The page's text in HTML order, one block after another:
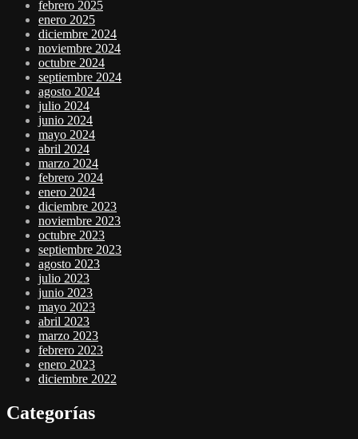
febrero 2025
enero 2025
diciembre 2024
noviembre 2024
octubre 2024
septiembre 2024
agosto 2024
julio 2024
junio 2024
mayo 2024
abril 2024
marzo 2024
febrero 2024
enero 2024
diciembre 2023
noviembre 2023
octubre 2023
septiembre 2023
agosto 2023
julio 2023
junio 2023
mayo 2023
abril 2023
marzo 2023
febrero 2023
enero 2023
diciembre 2022
Categorías